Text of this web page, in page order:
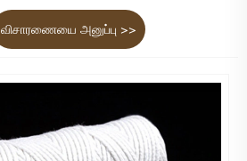
விசாரணையை அனுப்பு >>